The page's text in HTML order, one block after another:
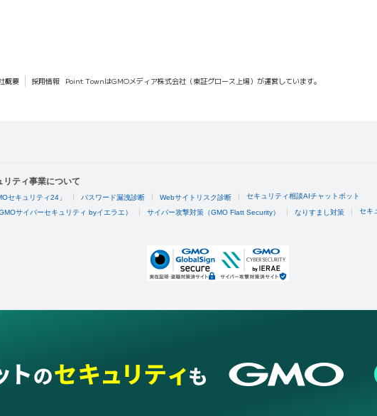
概要 採用情報 Point TownはGMOメディア株式会社（東証グロース上場）が運営しています。
リティ事業について
セキュリティ24」 パスワード漏洩診断 Webサイトリスク診断 セキュリティ相談AIチャットボット
サイバーセキュリティ byイエラエ） サイバー攻撃対策（GMO Flatt Security） なりすまし対策 セキ